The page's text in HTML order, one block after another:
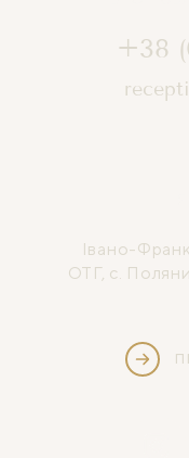
+38
Івано-
ОТГ, с.